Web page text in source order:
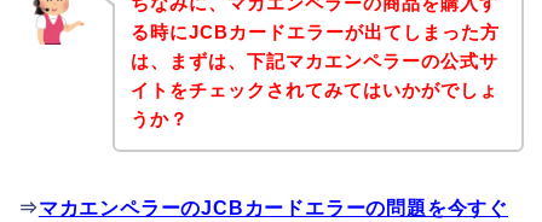
る時にJCBカードエラーが出てしまった方
は、まずは、下記マカエンペラーの公式サ
イトをチェックされてみてはいかがでしょ
うか？
⇒マカエンペラーのJCBカードエラーの問題を今すぐ